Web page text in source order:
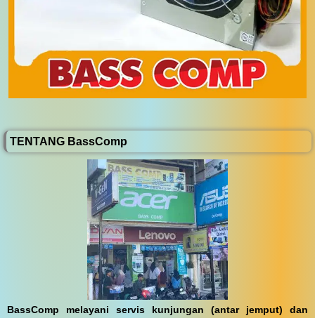
TENTANG BassComp
BassComp melayani servis kunjungan (antar jemput) dan